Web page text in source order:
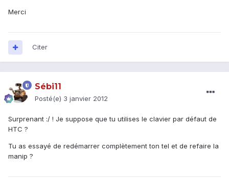
Merci
Citer
Sébi11
Posté(e) 3 janvier 2012
Surprenant :/ ! Je suppose que tu utilises le clavier par défaut de
HTC ?
Tu as essayé de redémarrer complètement ton tel et de refaire la
manip ?